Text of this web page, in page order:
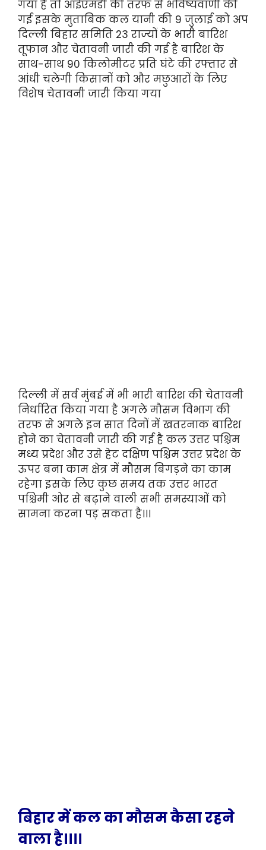
गया है तो आईएमडी की तरफ से भविष्यवाणी की
गई इसके मुताबिक कल यानी की 9 जुलाई को अप
दिल्ली बिहार समिति 23 राज्यों के भारी बारिश
तूफान और चेतावनी जारी की गई है बारिश के
साथ-साथ 90 किलोमीटर प्रति घंटे की रफ्तार से
आंधी चलेगी किसानों को और मछुआरों के लिए
विशेष चेतावनी जारी किया गया
दिल्ली में सर्व मुंबई में भी भारी बारिश की चेतावनी
निर्धारित किया गया है अगले मौसम विभाग की
तरफ से अगले इन सात दिनों में खतरनाक बारिश
होने का चेतावनी जारी की गई है कल उत्तर पश्चिम
मध्य प्रदेश और उसे हेट दक्षिण पश्चिम उत्तर प्रदेश के
ऊपर बना काम क्षेत्र में मौसम बिगड़ने का काम
रहेगा इसके लिए कुछ समय तक उत्तर भारत
पश्चिमी ओर से बढ़ाने वाली सभी समस्याओं को
सामना करना पड़ सकता है।।।
बिहार में कल का मौसम कैसा रहने
वाला है।।।।